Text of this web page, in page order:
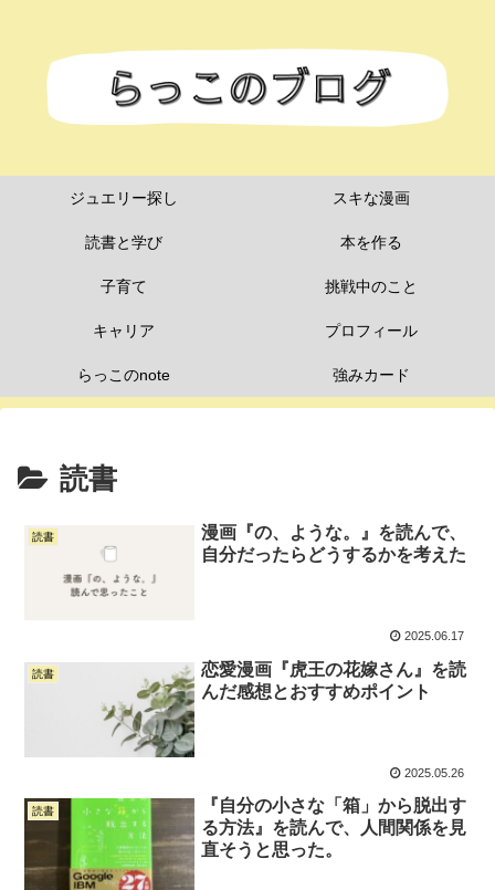
ジュエリー探し スキな漫画
読書と学び 本を作る
子育て 挑戦中のこと
キャリア プロフィール
らっこのnote 強みカード
読書
読書
漫画『の、ような。』を読んで、
自分だったらどうするかを考えた
2025.06.17
読書
恋愛漫画『虎王の花嫁さん』を読
んだ感想とおすすめポイント
2025.05.26
読書
『自分の小さな「箱」から脱出す
る方法』を読んで、人間関係を見
直そうと思った。